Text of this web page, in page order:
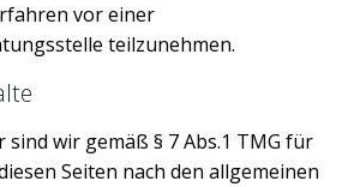
vor einer
teilzunehmen.
wir gemäß § 7 Abs.1 TMG für
Seiten nach den allgemeinen